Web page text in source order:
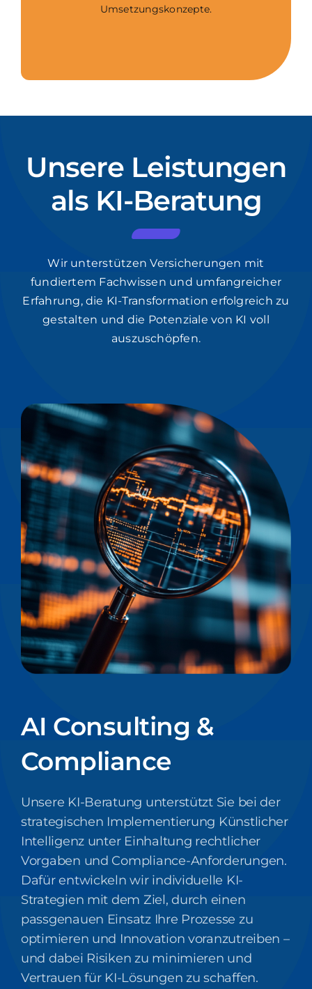
Umsetzungskonzepte.
Unsere Leistungen
als KI-Beratung
Wir unterstützen Versicherungen mit
fundiertem Fachwissen und umfangreicher
Erfahrung, die KI-Transformation erfolgreich zu
gestalten und die Potenziale von KI voll
auszuschöpfen.
AI Consulting &
Compliance
Unsere KI-Beratung unterstützt Sie bei der
strategischen Implementierung Künstlicher
Intelligenz unter Einhaltung rechtlicher
Vorgaben und Compliance-Anforderungen.
Dafür entwickeln wir individuelle KI-
Strategien mit dem Ziel, durch einen
passgenauen Einsatz Ihre Prozesse zu
optimieren und Innovation voranzutreiben –
und dabei Risiken zu minimieren und
Vertrauen für KI-Lösungen zu schaffen.